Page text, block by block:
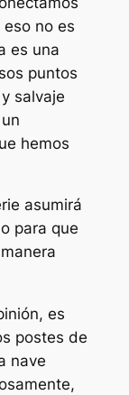
no es
es una
puntos
salvaje
hemos
asumirá
para que
es
postes de
nave